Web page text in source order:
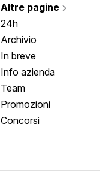
Altre pagine
24h
Archivio
In breve
Info azienda
Team
Promozioni
Concorsi